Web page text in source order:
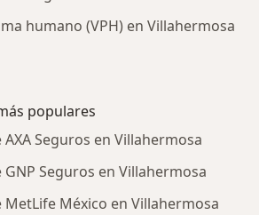
humano (VPH) en Villahermosa
populares
Seguros en Villahermosa
Seguros en Villahermosa
MetLife México en Villahermosa